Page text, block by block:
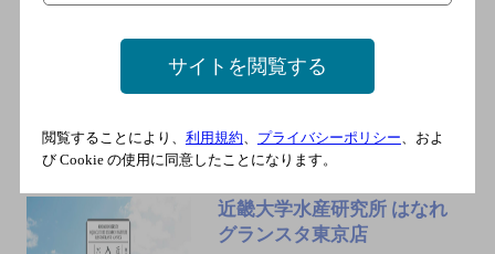
ＪＲ 東京駅 丸の内南口 徒歩1
分／地下鉄丸ノ内線 東京駅
重橋前〈丸の内〉駅 徒歩2分
近畿大学水産研究所 はなれ
グランスタ東京店
サイトを閲覧する
閲覧することにより、 利用規約、 プライバシーポリシー、およ
び Cookie の使用に同意したことになります。